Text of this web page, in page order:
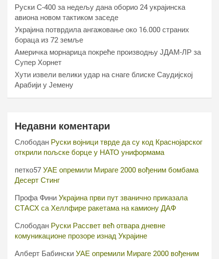
Руски С-400 за недељу дана оборио 24 украјинска
авиона новом тактиком заседе
Украјина потврдила ангажовање око 16.000 страних
бораца из 72 земље
Америчка морнарица покреће производњу ЈДАМ-ЛР за
Супер Хорнет
Хути извели велики удар на снаге блиске Саудијској
Арабији у Јемену
Недавни коментари
Слободан Руски војници тврде да су код Краснојарског
открили пољске борце у НАТО униформама
петко57 УАЕ опремили Мираге 2000 вођеним бомбама
Десерт Стинг
Профа Фини Украјина први пут званично приказала
СТАСХ са Хеллфире ракетама на камиону ДАФ
Слободан Руски Рассвет већ отвара дневне
комуникационе прозоре изнад Украјине
Алберт Бабински УАЕ опремили Мираге 2000 вођеним